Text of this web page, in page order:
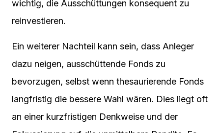
wichtig, die Ausschüttungen konsequent zu
reinvestieren.
Ein weiterer Nachteil kann sein, dass Anleger
dazu neigen, ausschüttende Fonds zu
bevorzugen, selbst wenn thesaurierende Fonds
langfristig die bessere Wahl wären. Dies liegt oft
an einer kurzfristigen Denkweise und der